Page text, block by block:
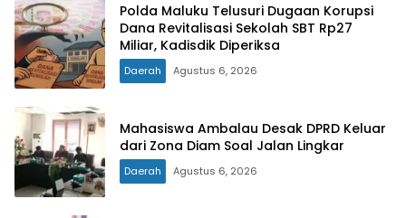
Polda Maluku Telusuri Dugaan Korupsi
Dana Revitalisasi Sekolah SBT Rp27
Miliar, Kadisdik Diperiksa
Daerah Agustus 6, 2026
Mahasiswa Ambalau Desak DPRD Keluar
dari Zona Diam Soal Jalan Lingkar
Daerah Agustus 6, 2026